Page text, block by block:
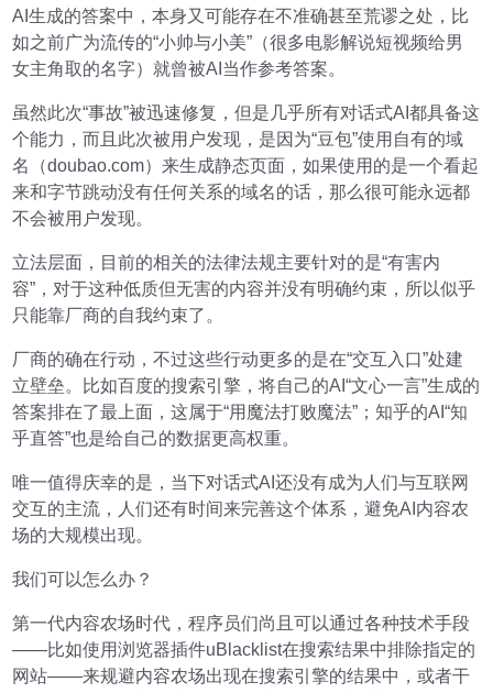
AI生成的答案中，本身又可能存在不准确甚至荒谬之处，比
如之前广为流传的“小帅与小美”（很多电影解说短视频给男
女主角取的名字）就曾被AI当作参考答案。
虽然此次“事故”被迅速修复，但是几乎所有对话式AI都具备这
个能力，而且此次被用户发现，是因为“豆包”使用自有的域
名（doubao.com）来生成静态页面，如果使用的是一个看起
来和字节跳动没有任何关系的域名的话，那么很可能永远都
不会被用户发现。
立法层面，目前的相关的法律法规主要针对的是“有害内
容”，对于这种低质但无害的内容并没有明确约束，所以似乎
只能靠厂商的自我约束了。
厂商的确在行动，不过这些行动更多的是在“交互入口”处建
立壁垒。比如百度的搜索引擎，将自己的AI“文心一言”生成的
答案排在了最上面，这属于“用魔法打败魔法”；知乎的AI“知
乎直答”也是给自己的数据更高权重。
唯一值得庆幸的是，当下对话式AI还没有成为人们与互联网
交互的主流，人们还有时间来完善这个体系，避免AI内容农
场的大规模出现。
我们可以怎么办？
第一代内容农场时代，程序员们尚且可以通过各种技术手段
——比如使用浏览器插件uBlacklist在搜索结果中排除指定的
网站——来规避内容农场出现在搜索引擎的结果中，或者干